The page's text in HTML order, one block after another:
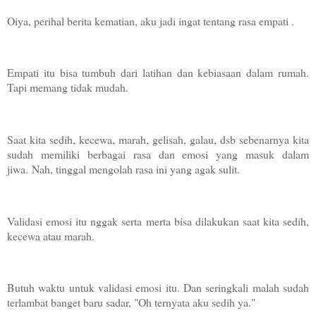
Oiya, perihal berita kematian, aku jadi ingat tentang rasa empati .
Empati itu bisa tumbuh dari latihan dan kebiasaan dalam rumah.
Tapi memang tidak mudah.
Saat kita sedih, kecewa, marah, gelisah, galau, dsb sebenarnya kita
sudah memiliki berbagai rasa dan emosi yang masuk dalam
jiwa. Nah, tinggal mengolah rasa ini yang agak sulit.
Validasi emosi itu nggak serta merta bisa dilakukan saat kita sedih,
kecewa atau marah.
Butuh waktu untuk validasi emosi itu. Dan seringkali malah sudah
terlambat banget baru sadar, "Oh ternyata aku sedih ya."